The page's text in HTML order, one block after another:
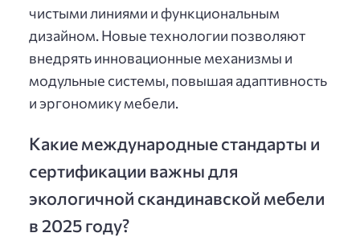
чистыми линиями и функциональным
дизайном. Новые технологии позволяют
внедрять инновационные механизмы и
модульные системы, повышая адаптивность
и эргономику мебели.
Какие международные стандарты и
сертификации важны для
экологичной скандинавской мебели
в 2025 году?